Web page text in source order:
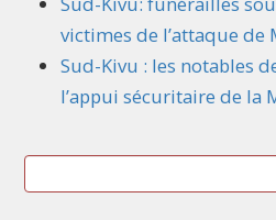
victimes de l’attaque de
Sud-Kivu : les notables
l’appui sécuritaire de la